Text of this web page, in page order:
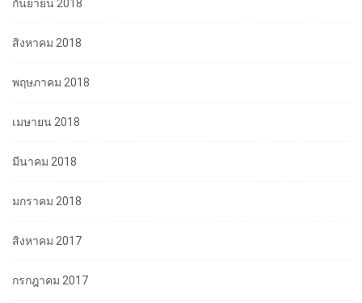
กันยายน 2018
สิงหาคม 2018
พฤษภาคม 2018
เมษายน 2018
มีนาคม 2018
มกราคม 2018
สิงหาคม 2017
กรกฎาคม 2017